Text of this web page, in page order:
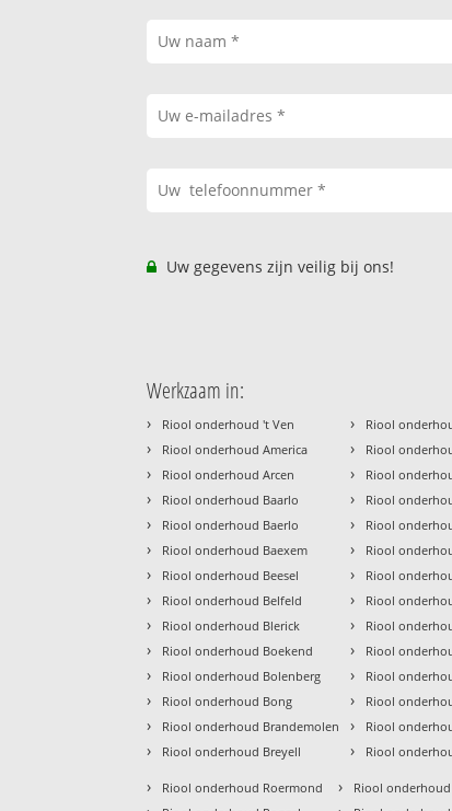
Uw gegevens zijn veilig bij ons!
Werkzaam in:
› Riool onderhoud 't Ven
› Riool onderhoud America
› Riool onderhoud Arcen
› Riool onderhoud Baarlo
› Riool onderhoud Baerlo
› Riool onderhoud Baexem
› Riool onderhoud Beesel
› Riool onderhoud Belfeld
› Riool onderhoud Blerick
› Riool onderhoud Boekend
› Riool onderhoud Bolenberg
› Riool onderhoud Bong
› Riool onderhoud Brandemolen
› Riool onderhoud Breyell
› Riool
› Riool
› Riool
› Riool
› Riool
› Riool
› Riool
› Riool
› Riool
› Riool
› Riool
› Riool
› Riool
› Riool
› Riool onderhoud Roermond › Riool